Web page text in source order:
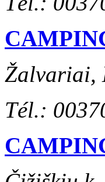
Žalvariai,
Tél.: